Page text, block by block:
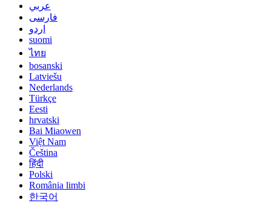
عربي
فارسی
اردو
suomi
ไทย
bosanski
Latviešu
Nederlands
Türkçe
Eesti
hrvatski
Bai Miaowen
Việt Nam
Čeština
हिंदी
Polski
România limbi
한국어